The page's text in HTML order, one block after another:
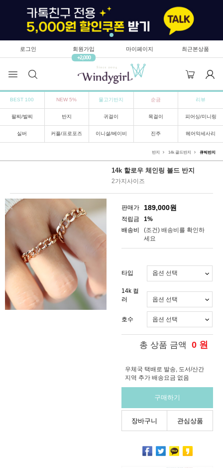
로그인
회원가입
+2,000
마이페이지 최근본상품
BEST 100 NEW 5% 물고기반지 순금 리뷰
팔찌/발찌 반지 귀걸이 목걸이 피어싱/미니링
실버 커플/프로포즈 이니셜/베이비 진주 헤어악세사리
반지 14k 골드반지 큐빅반지
14k 할로우 체인링 볼드 반지
2가지사이즈
판매가 189,000원
적립금
1%
배송비
(조건) 배송비를 확인하
세요
타입
14k 컬
러
호수
총 상품 금액 0 원
우체국 택배로 발송, 도서/산간
지역 추가 배송요금 없음
구매하기
장바구니 관심상품